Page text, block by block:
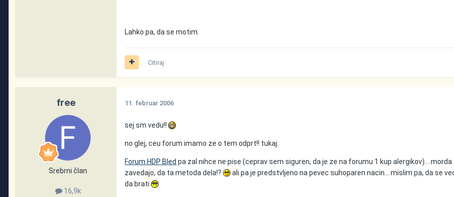
Lahko pa, da se motim.
Citiraj
free
Srebrni član
16,9k
11. februar 2006
sej sm vedu!!
no glej, ceu forum imamo ze o tem odprt!! tukaj:
Forum HDP Bled pa zal nihce ne pise (ceprav sem siguren, da je ze na forumu 1 kup alergikov)... morda
zavedajo, da ta metoda dela!?
ali pa je predstvljeno na pevec suhoparen nacin... mislim pa, da se
da brati